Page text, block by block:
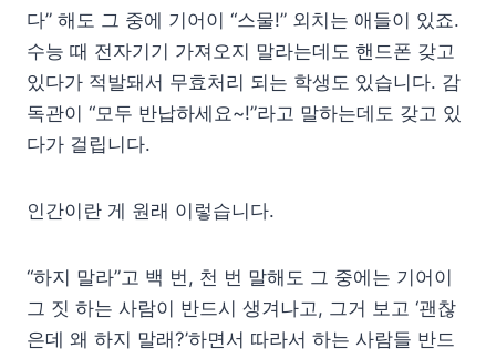
다” 해도 그 중에 기어이 “스물!” 외치는 애들이 있죠.
수능 때 전자기기 가져오지 말라는데도 핸드폰 갖고
있다가 적발돼서 무효처리 되는 학생도 있습니다. 감
독관이 “모두 반납하세요~!”라고 말하는데도 갖고 있
다가 걸립니다.
인간이란 게 원래 이렇습니다.
“하지 말라”고 백 번, 천 번 말해도 그 중에는 기어이
그 짓 하는 사람이 반드시 생겨나고, 그거 보고 ‘괜찮
은데 왜 하지 말래?’하면서 따라서 하는 사람들 반드